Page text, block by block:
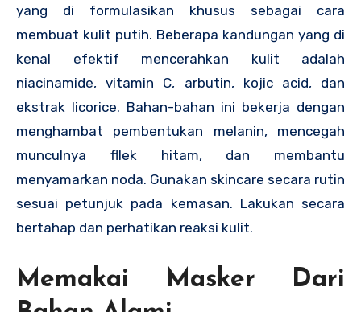
yang di formulasikan khusus sebagai cara
membuat kulit putih. Beberapa kandungan yang di
kenal efektif mencerahkan kulit adalah
niacinamide, vitamin C, arbutin, kojic acid, dan
ekstrak licorice. Bahan-bahan ini bekerja dengan
menghambat pembentukan melanin, mencegah
munculnya fllek hitam, dan membantu
menyamarkan noda. Gunakan skincare secara rutin
sesuai petunjuk pada kemasan. Lakukan secara
bertahap dan perhatikan reaksi kulit.
Memakai Masker Dari